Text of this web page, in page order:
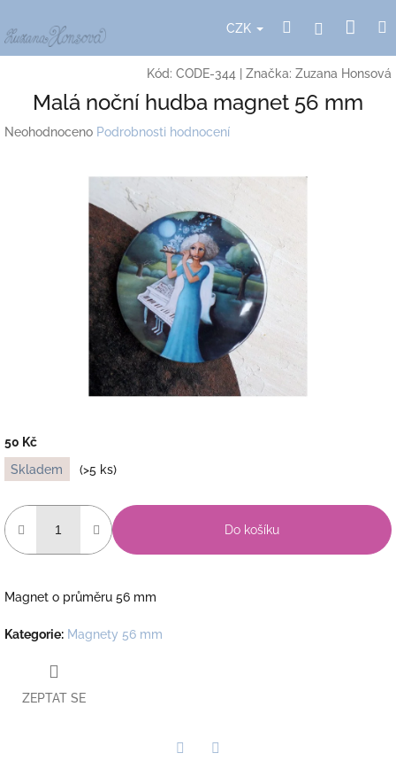
na
obsah
CZK HledatPřihlášení
Kód: CODE-344 Značka: Zuzana Honsová
Malá noční hudba magnet 56 mm
Průměrné
Neohodnoceno Podrobnosti hodnocení
50 Kč
Měrná
cena:
Skladem (>5 ks)
Do košíku
Magnet o průměru 56 mm
Kategorie: Magnety 56 mm
ZEPTAT SE